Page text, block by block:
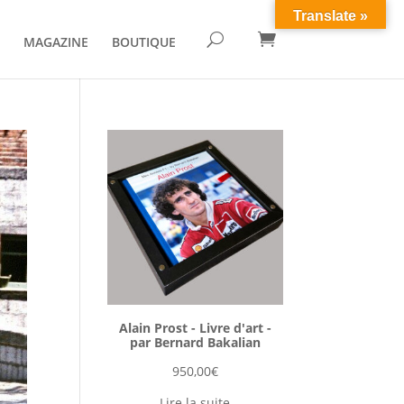
MAGAZINE BOUTIQUE U 
Alain Prost - Livre d'art -
par Bernard Bakalian
950,00€
Translate »